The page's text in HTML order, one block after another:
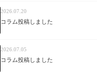
2026.07.20
コラム投稿しました
2026.07.05
コラム投稿しました